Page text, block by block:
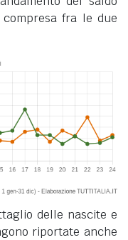
fra le due
delle nascite e
riportate anche